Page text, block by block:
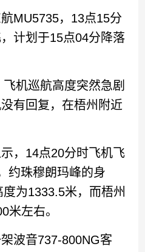
，13点15分
计划于15点04分降落
机巡航高度突然急剧
有回复，在梧州附近
14点20分时飞机飞
约珠穆朗玛峰的身
为1333.5米，而梧州
米左右。
音737-800NG客